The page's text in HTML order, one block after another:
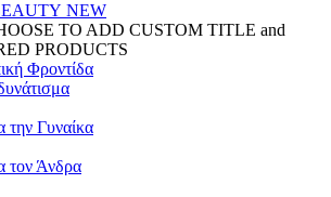
NEW
TO ADD CUSTOM TITLE and
PRODUCTS
Φροντίδα
την Γυναίκα
τον Άνδρα